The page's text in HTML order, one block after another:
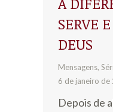
SERVE
DEUS
Mensagens,
6 de janeiro de
Depois de